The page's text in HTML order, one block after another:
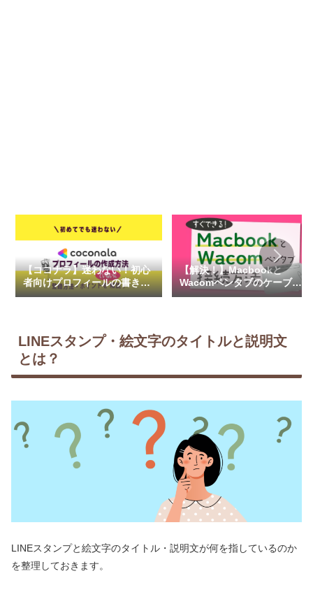
【ココナラ】迷わない！初心
者向けプロフィールの書き
方・画像サイズ
【解決！】Macbookと
Wacomペンタブのケーブル
接続にはUSBアダプターが必
LINEスタンプ・絵文字のタイトルと説明文
とは？
LINEスタンプと絵文字のタイトル・説明文が何を指しているのか
を整理しておきます。